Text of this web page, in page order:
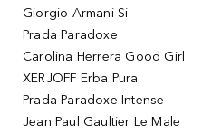
Giorgio Armani Si
Prada Paradoxe
Carolina Herrera Good Girl
XERJOFF Erba Pura
Prada Paradoxe Intense
Jean Paul Gaultier Le Male